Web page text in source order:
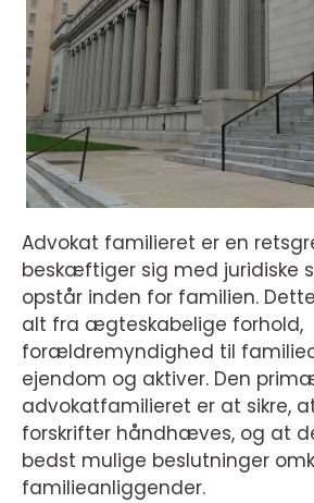
Advokat familieret er en
beskæftiger sig med juridiske
opstår inden for familien.
alt fra ægteskabelige forhold,
forældremyndighed til
ejendom og aktiver. Den
advokatfamilieret er at sikre,
forskrifter håndhæves, og at
bedst mulige beslutninger
familieanliggender.